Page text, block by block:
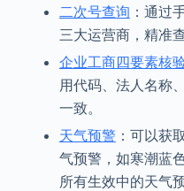
二次号查询 ：通过
三大运营商，精准查
企业工商四要素核
用代码、法人名称
一致。
天气预警 ：可以获
气预警，如寒潮蓝
所有生效中的天气预